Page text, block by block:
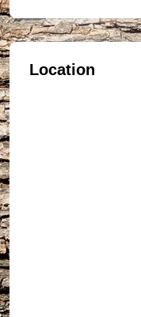
Location